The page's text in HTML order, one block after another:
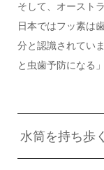
そして、オースト
日本ではフッ素は
分と認識されてい
と虫歯予防になる
水筒を持ち歩